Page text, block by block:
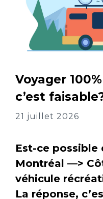
Voyager
c’est
21 juillet 2026
Est-ce
Montréal —>
véhicule
La réponse,